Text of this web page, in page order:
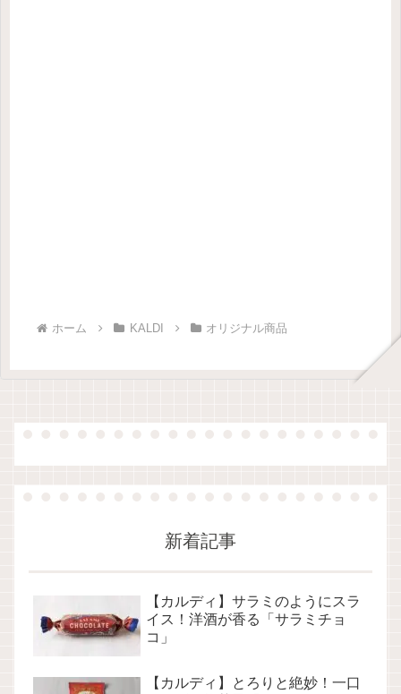
ホーム KALDI オリジナル商品
新着記事
【カルディ】サラミのようにスラ
イス！洋酒が香る「サラミチョ
コ」
【カルディ】とろりと絶妙！一口